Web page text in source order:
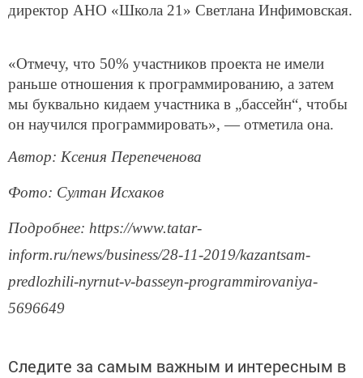
директор АНО «Школа 21» Светлана Инфимовская.
«Отмечу, что 50% участников проекта не имели
раньше отношения к программированию, а затем
мы буквально кидаем участника в „бассейн“, чтобы
он научился программировать», — отметила она.
Автор: Kсения Перепеченова
Фото: Султан Исхаков
Подробнее: https://www.tatar-
inform.ru/news/business/28-11-2019/kazantsam-
predlozhili-nyrnut-v-basseyn-programmirovaniya-
5696649
Следите за самым важным и интересным в